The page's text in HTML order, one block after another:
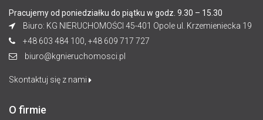
Pracujemy od poniedziałku do piątku w godz. 9.30 – 15.30
Biuro: KG NIERUCHOMOŚCI 45-401 Opole ul. Krzemieniecka 19
+48 603 484 100, +48 609 717 727
biuro@kgnieruchomosci.pl
Skontaktuj się z nami
O firmie